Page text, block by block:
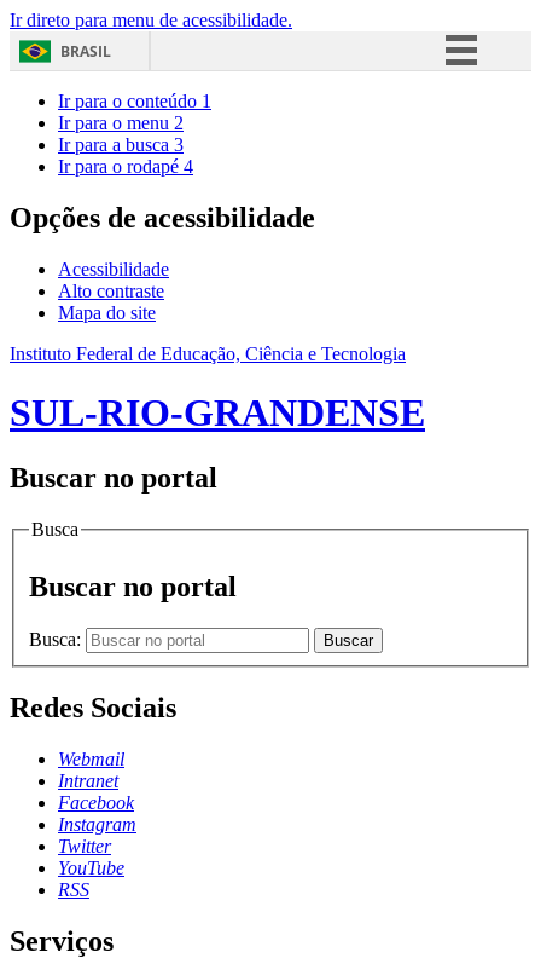
Ir direto para menu de acessibilidade.
BRASIL
Acesso à informação
Ir para o conteúdo 1
Ir para o menu 2
Ir para a busca 3
Ir para o rodapé 4
Opções de acessibilidade
Acessibilidade
Alto contraste
Mapa do site
Instituto Federal de Educação, Ciência e Tecnologia
SUL-RIO-GRANDENSE
Buscar no portal
Busca
Buscar no portal
Busca: Buscar
Redes Sociais
Webmail
Intranet
Facebook
Instagram
Twitter
YouTube
RSS
Serviços